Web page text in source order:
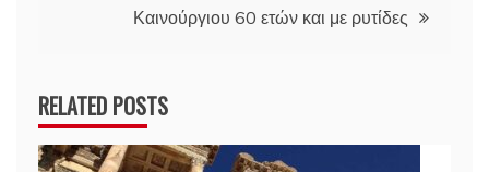
Καινούργιου 60 ετών και με ρυτίδες
RELATED POSTS